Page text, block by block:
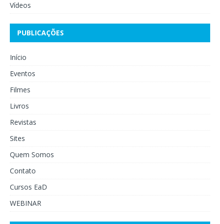
Vídeos
PUBLICAÇÕES
Início
Eventos
Filmes
Livros
Revistas
Sites
Quem Somos
Contato
Cursos EaD
WEBINAR